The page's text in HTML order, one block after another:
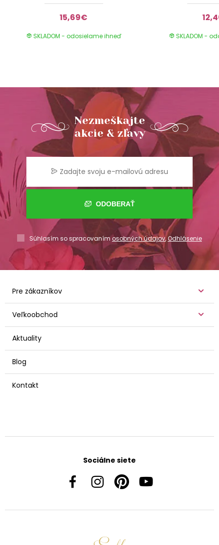
15,69€
SKLADOM - odosielame ihneď SKLADOM -
Nezmeškajte
akcie & zľavy
ODOBERAŤ
Súhlasím so spracovaním osobných údajov,Odhlásenie
Pre zákazníkov
Veľkoobchod
Aktuality
Blog
Kontakt
Sociálne siete